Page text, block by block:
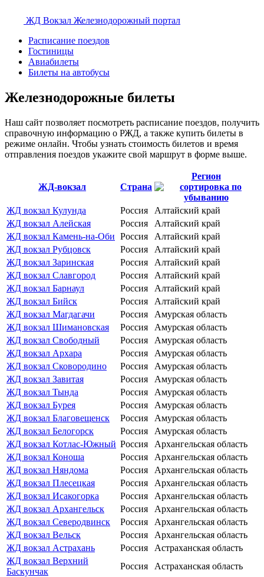
ЖД Вокзал Железнодорожный портал
Расписание поездов
Гостиницы
Авиабилеты
Билеты на автобусы
Железнодорожные билеты
Наш сайт позволяет посмотреть расписание поездов, получить
справочную информацию о РЖД, а также купить билеты в
режиме онлайн. Чтобы узнать стоимость билетов и время
отправления поездов укажите свой маршрут в форме выше.
ЖД-вокзал Страна
Регион
ЖД вокзал Кулунда Россия
Алтайский край
ЖД вокзал Алейская
Россия
Алтайский край
ЖД вокзал Камень-на-Оби Россия
Алтайский край
ЖД вокзал Рубцовск
Россия
Алтайский край
ЖД вокзал Заринская
Россия
Алтайский край
ЖД вокзал Славгород
Россия
Алтайский край
ЖД вокзал Барнаул
Россия
Алтайский край
ЖД вокзал Бийск
Россия
Алтайский край
ЖД вокзал Магдагачи
Россия
Амурская область
ЖД вокзал Шимановская
Россия
Амурская область
ЖД вокзал Свободный
Россия
Амурская область
ЖД вокзал Архара
Россия
Амурская область
ЖД вокзал Сковородино
Россия
Амурская область
ЖД вокзал Завитая
Россия
Амурская область
ЖД вокзал Тында
Россия
Амурская область
ЖД вокзал Бурея
Россия
Амурская область
ЖД вокзал Благовещенск
Россия
Амурская область
ЖД вокзал Белогорск
Россия
Амурская область
ЖД вокзал Котлас-Южный Россия
Архангельская область
ЖД вокзал Коноша
Россия
Архангельская область
ЖД вокзал Няндома
Россия
Архангельская область
ЖД вокзал Плесецкая
Россия
Архангельская область
ЖД вокзал Исакогорка
Россия
Архангельская область
ЖД вокзал Архангельск
Россия
Архангельская область
ЖД вокзал Северодвинск
Россия
Архангельская область
ЖД вокзал Вельск
Россия
Архангельская область
ЖД вокзал Астрахань
Россия
Астраханская область
ЖД вокзал Верхний
Баскунчак
Россия
Астраханская область